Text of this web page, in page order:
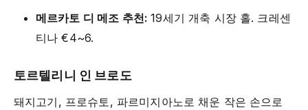
메르카토 디 메조 추천: 19세기 개축 시장 홀. 크레센
티나 €4~6.
토르텔리니 인 브로도
돼지고기, 프로슈토, 파르미지아노로 채운 작은 손으로